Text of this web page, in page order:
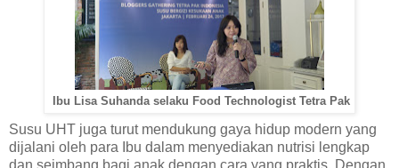
Ibu Lisa Suhanda selaku Food Technologist Tetra Pak
Susu UHT juga turut mendukung gaya hidup modern yang
dijalani oleh para Ibu dalam menyediakan nutrisi lengkap